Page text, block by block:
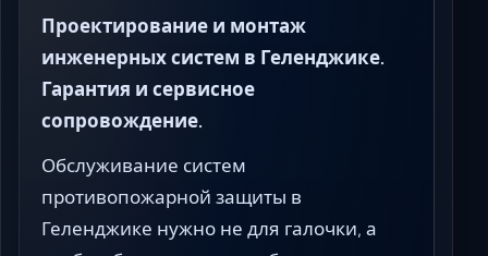
Проектирование и монтаж
инженерных систем в Геленджике.
Гарантия и сервисное
сопровождение.
Обслуживание систем
противопожарной защиты в
Геленджике нужно не для галочки, а